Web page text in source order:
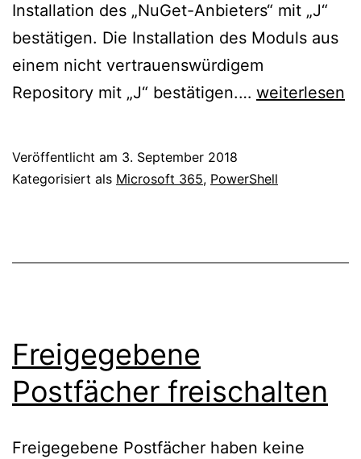
Installation des „NuGet-Anbieters“ mit „J“
bestätigen. Die Installation des Moduls aus
einem nicht vertrauenswürdigem
Repository mit „J“ bestätigen.… Exchange
für
weiterlesen
Veröffentlicht am 3. September 2018
Kategorisiert als Microsoft 365, PowerShell
Freigegebene
Postfächer freischalten
Freigegebene Postfächer haben keine